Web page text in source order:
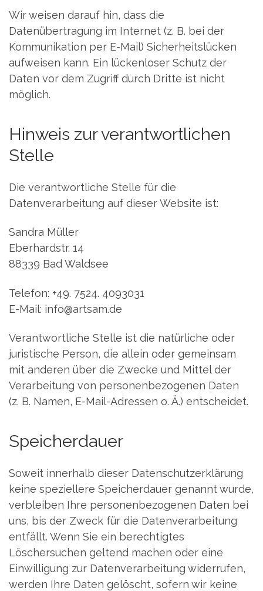
Wir weisen darauf hin, dass die
Datenübertragung im Internet (z. B. bei der
Kommunikation per E-Mail) Sicherheitslücken
aufweisen kann. Ein lückenloser Schutz der
Daten vor dem Zugriff durch Dritte ist nicht
möglich.
Hinweis zur verantwortlichen
Stelle
Die verantwortliche Stelle für die
Datenverarbeitung auf dieser Website ist:
Sandra Müller
Eberhardstr. 14
88339 Bad Waldsee
Telefon: +49. 7524. 4093031
E-Mail: info@artsam.de
Verantwortliche Stelle ist die natürliche oder
juristische Person, die allein oder gemeinsam
mit anderen über die Zwecke und Mittel der
Verarbeitung von personenbezogenen Daten
(z. B. Namen, E-Mail-Adressen o. Ä.) entscheidet.
Speicherdauer
Soweit innerhalb dieser Datenschutzerklärung
keine speziellere Speicherdauer genannt wurde,
verbleiben Ihre personenbezogenen Daten bei
uns, bis der Zweck für die Datenverarbeitung
entfällt. Wenn Sie ein berechtigtes
Löschersuchen geltend machen oder eine
Einwilligung zur Datenverarbeitung widerrufen,
werden Ihre Daten gelöscht, sofern wir keine